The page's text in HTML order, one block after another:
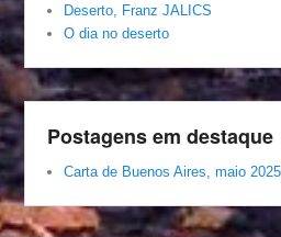
Deserto, Franz JALICS
O dia no deserto
Postagens em destaque
Carta de Buenos Aires, maio 2025